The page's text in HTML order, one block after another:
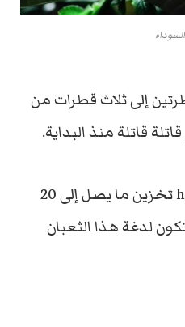
إلى ثلاث قطرات من
قاتلة منذ البداية.
بحلول سن البلوغ ، يمكنهh تخزين ما يصل إلى 20
لدغة هذا الثعبان